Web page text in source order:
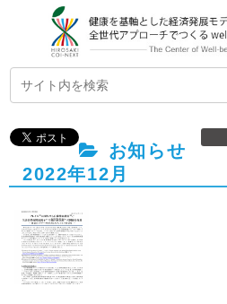
お知らせ
2022年12月